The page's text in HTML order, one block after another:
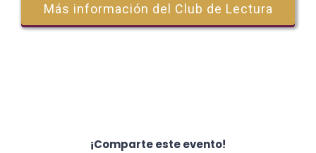
Más información del Club de Lectura
¡Comparte este evento!